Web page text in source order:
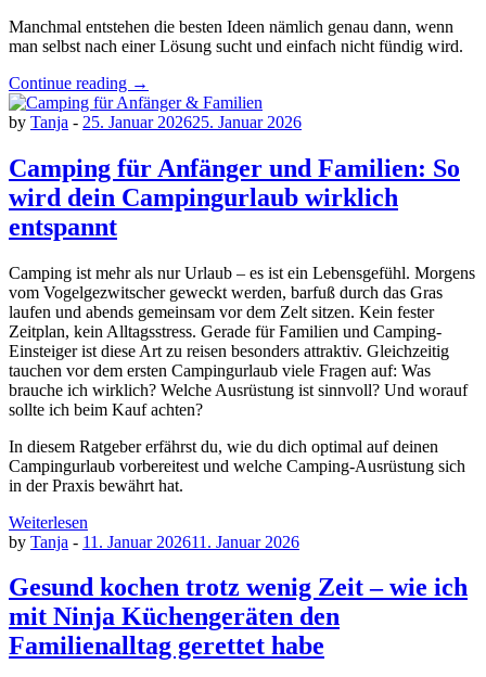
Manchmal entstehen die besten Ideen nämlich genau dann, wenn
man selbst nach einer Lösung sucht und einfach nicht fündig wird.
Continue reading „Mein
Turnfreundebuch
–
aus
einer
Idee
ein
Freundebuch
für
Turnerinnen
entstand“
→
by Tanja - 25. Januar 202625. Januar 2026
Camping für Anfänger und Familien: So
wird dein Campingurlaub wirklich
entspannt
Camping ist mehr als nur Urlaub – es ist ein Lebensgefühl. Morgens
vom Vogelgezwitscher geweckt werden, barfuß durch das Gras
laufen und abends gemeinsam vor dem Zelt sitzen. Kein fester
Zeitplan, kein Alltagsstress. Gerade für Familien und Camping-
Einsteiger ist diese Art zu reisen besonders attraktiv. Gleichzeitig
tauchen vor dem ersten Campingurlaub viele Fragen auf: Was
brauche ich wirklich? Welche Ausrüstung ist sinnvoll? Und worauf
sollte ich beim Kauf achten?
In diesem Ratgeber erfährst du, wie du dich optimal auf deinen
Campingurlaub vorbereitest und welche Camping-Ausrüstung sich
in der Praxis bewährt hat.
Weiterlesen
by Tanja - 11. Januar 202611. Januar 2026
Gesund kochen trotz wenig Zeit – wie ich
mit Ninja Küchengeräten den
Familienalltag gerettet habe